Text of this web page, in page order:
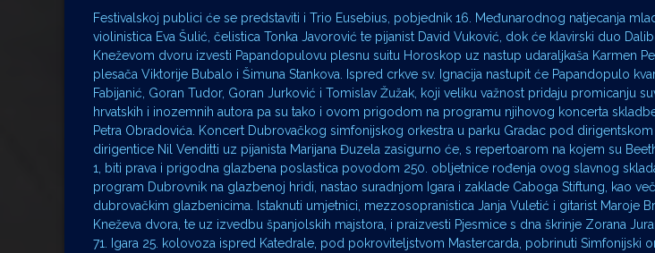
Festivalskoj publici će se predstaviti i Trio Eusebius, pobjednik 16. Međunarodnog natjecanja
violinistica Eva Šulić, čelistica Tonka Javorović te pijanist David Vuković, dok će klavirski duo
Kneževom dvoru izvesti Papandopulovu plesnu suitu Horoskop uz nastup udaraljkaša Karmen
plesača Viktorije Bubalo i Šimuna Stankova. Ispred crkve sv. Ignacija nastupit će Papandopulo
Fabijanić, Goran Tudor, Goran Jurković i Tomislav Žužak, koji veliku važnost pridaju promicanju
hrvatskih i inozemnih autora pa su tako i ovom prigodom na programu njihovog koncerta
Petra Obradovića. Koncert Dubrovačkog simfonijskog orkestra u parku Gradac pod
dirigentice Nil Venditti uz pijanista Marijana Đuzela zasigurno će, s repertoarom na kojem su
1, biti prava i prigodna glazbena poslastica povodom 250. obljetnice rođenja ovog slavnog
program Dubrovnik na glazbenoj hridi, nastao suradnjom Igara i zaklade Caboga Stiftung, kao
dubrovačkim glazbenicima. Istaknuti umjetnici, mezzosopranistica Janja Vuletić i gitarist Maroje
Kneževa dvora, te uz izvedbu španjolskih majstora, i praizvesti Pjesmice s dna škrinje Zorana
71. Igara 25. kolovoza ispred Katedrale, pod pokroviteljstvom Mastercarda, pobrinuti Simfonijski